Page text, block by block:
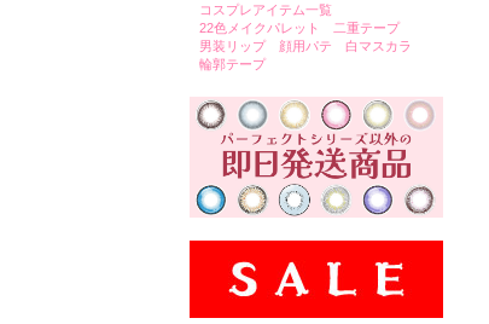
コスプレアイテム一覧
22色メイクパレット
二重テープ
男装リップ
顔用パテ
白マスカラ
輪郭テープ